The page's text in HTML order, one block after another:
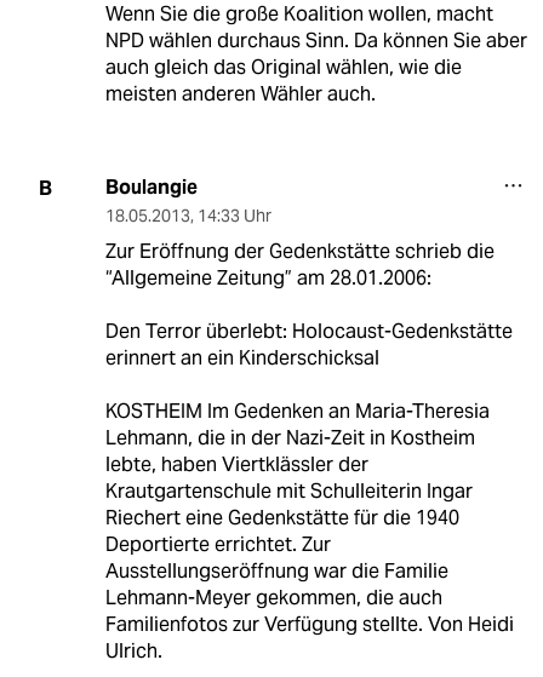
Wenn Sie die große Koalition wollen, macht
NPD wählen durchaus Sinn. Da können Sie aber
auch gleich das Original wählen, wie die
meisten anderen Wähler auch.
B Boulangie
18.05.2013, 14:33 Uhr
Zur Eröffnung der Gedenkstätte schrieb die
“Allgemeine Zeitung” am 28.01.2006:
Den Terror überlebt: Holocaust-Gedenkstätte
erinnert an ein Kinderschicksal
KOSTHEIM Im Gedenken an Maria-Theresia
Lehmann, die in der Nazi-Zeit in Kostheim
lebte, haben Viertklässler der
Krautgartenschule mit Schulleiterin Ingar
Riechert eine Gedenkstätte für die 1940
Deportierte errichtet. Zur
Ausstellungseröffnung war die Familie
Lehmann-Meyer gekommen, die auch
Familienfotos zur Verfügung stellte. Von Heidi
Ulrich.